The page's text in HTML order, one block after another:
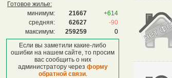
Готовое жилье:
минимум:
21667
+614
средняя:
62627
-90
максимум:
259259
0
Если вы заметили какие-либо
ошибки на нашем сайте, то просим
вас сообщить о них
администратору через форму
обратной связи.